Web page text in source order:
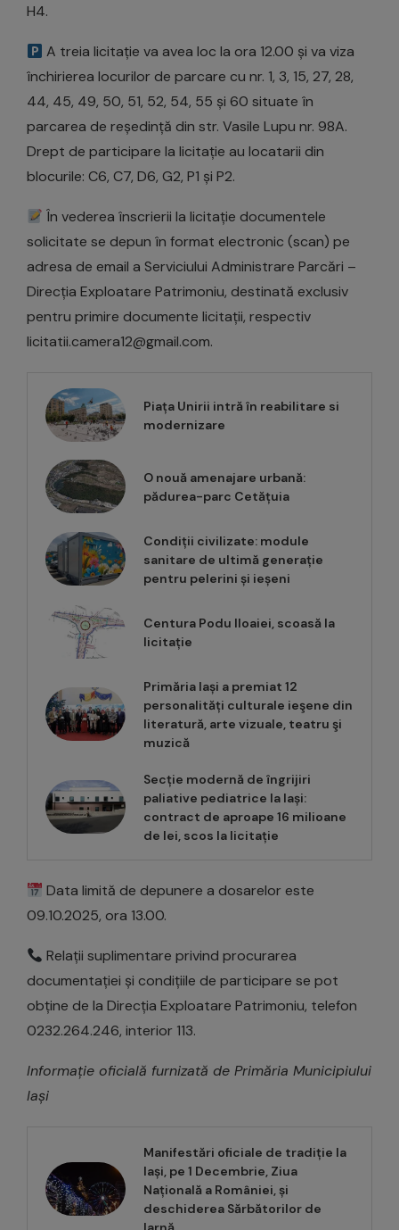
H4.
A treia licitație va avea loc la ora 12.00 și va viza
închirierea locurilor de parcare cu nr. 1, 3, 15, 27, 28,
44, 45, 49, 50, 51, 52, 54, 55 și 60 situate în
parcarea de reședință din str. Vasile Lupu nr. 98A.
Drept de participare la licitație au locatarii din
blocurile: C6, C7, D6, G2, P1 și P2.
În vederea înscrierii la licitație documentele
solicitate se depun în format electronic (scan) pe
adresa de email a Serviciului Administrare Parcări –
Direcția Exploatare Patrimoniu, destinată exclusiv
pentru primire documente licitații, respectiv
licitatii.camera12@gmail.com.
Piața Unirii intră în reabilitare si
modernizare
O nouă amenajare urbană:
pădurea-parc Cetățuia
Condiții civilizate: module
sanitare de ultimă generație
pentru pelerini și ieșeni
Centura Podu Iloaiei, scoasă la
licitație
Primăria Iași a premiat 12
personalități culturale ieşene din
literatură, arte vizuale, teatru şi
muzică
Secție modernă de îngrijiri
paliative pediatrice la Iași:
contract de aproape 16 milioane
de lei, scos la licitație
Data limită de depunere a dosarelor este
09.10.2025, ora 13.00.
Relații suplimentare privind procurarea
documentației și condițiile de participare se pot
obține de la Direcția Exploatare Patrimoniu, telefon
0232.264.246, interior 113.
Informație oficială furnizată de Primăria Municipiului
Iași
Manifestări oficiale de tradiție la
Iași, pe 1 Decembrie, Ziua
Națională a României, și
deschiderea Sărbătorilor de